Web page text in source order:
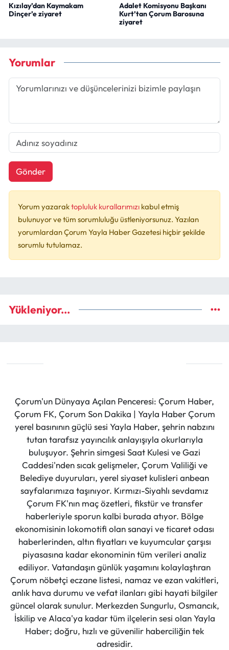
Kızılay’dan Kaymakam
Dinçer’e ziyaret
Adalet Komisyonu Başkanı
Kurt’tan Çorum Barosuna
ziyaret
Yorumlar
Gönder
Yorum yazaraktopluluk kurallarımızı kabul etmiş
bulunuyor ve tüm sorumluluğu üstleniyorsunuz. Yazılan
yorumlardan Çorum Yayla Haber Gazetesi hiçbir şekilde
sorumlu tutulamaz.
Yükleniyor...
Çorum'un Dünyaya Açılan Penceresi: Çorum Haber,
Çorum FK, Çorum Son Dakika | Yayla Haber Çorum
yerel basınının güçlü sesi Yayla Haber, şehrin nabzını
tutan tarafsız yayıncılık anlayışıyla okurlarıyla
buluşuyor. Şehrin simgesi Saat Kulesi ve Gazi
Caddesi'nden sıcak gelişmeler, Çorum Valiliği ve
Belediye duyuruları, yerel siyaset kulisleri anbean
sayfalarımıza taşınıyor. Kırmızı-Siyahlı sevdamız
Çorum FK'nın maç özetleri, fikstür ve transfer
haberleriyle sporun kalbi burada atıyor. Bölge
ekonomisinin lokomotifi olan sanayi ve ticaret odası
haberlerinden, altın fiyatları ve kuyumcular çarşısı
piyasasına kadar ekonominin tüm verileri analiz
ediliyor. Vatandaşın günlük yaşamını kolaylaştıran
Çorum nöbetçi eczane listesi, namaz ve ezan vakitleri,
anlık hava durumu ve vefat ilanları gibi hayati bilgiler
güncel olarak sunulur. Merkezden Sungurlu, Osmancık,
İskilip ve Alaca'ya kadar tüm ilçelerin sesi olan Yayla
Haber; doğru, hızlı ve güvenilir haberciliğin tek
adresidir.